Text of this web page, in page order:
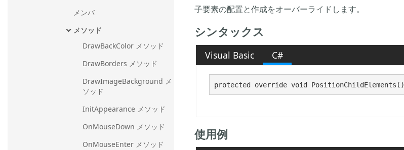
メンバ
メソッド
DrawBackColor メソッド
DrawBorders メソッド
DrawImageBackground メ
ソッド
InitAppearance メソッド
OnMouseDown メソッド
OnMouseEnter メソッド
子要素の配置と作成をオーバーライドします。
シンタックス
Visual Basic C#
protected override void PositionChildElements()
使用例